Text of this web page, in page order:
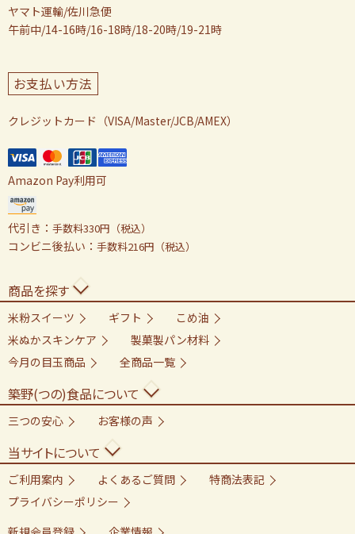
ヤマト運輸/佐川急便
午前中/14-16時/16-18時/18-20時/19-21時
お支払い方法
クレジットカード（VISA/Master/JCB/AMEX）
Amazon Pay利用可
代引き： 手数料330円（税込）
コンビニ後払い： 手数料216円（税込）
商品を探す
米粉スイーツ ギフト
こめ油
米ぬかスキンケア
製菓製パン材料
今月の目玉商品
全商品一覧
築野(つの)食品について
三つの安心 お客様の声
当サイトについて
ご利用案内 よくあるご質問
特商法表記
プライバシーポリシー